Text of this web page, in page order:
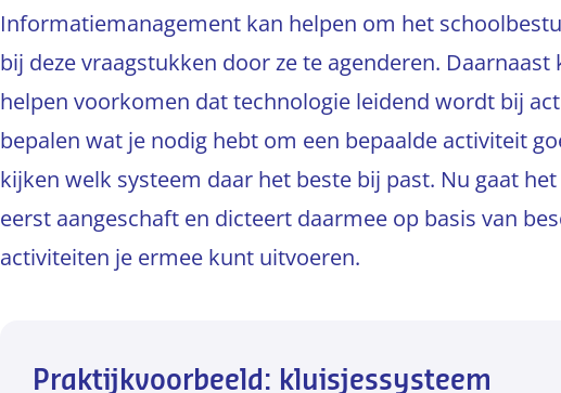
Informatiemanagement kan helpen om het
bij deze vraagstukken door ze te agenderen.
helpen voorkomen dat technologie leidend wordt bij
bepalen wat je nodig hebt om een bepaalde activiteit
kijken welk systeem daar het beste bij past. Nu gaat
eerst aangeschaft en dicteert daarmee op basis van
activiteiten je ermee kunt uitvoeren.
Praktijkvoorbeeld: kluisjessysteem